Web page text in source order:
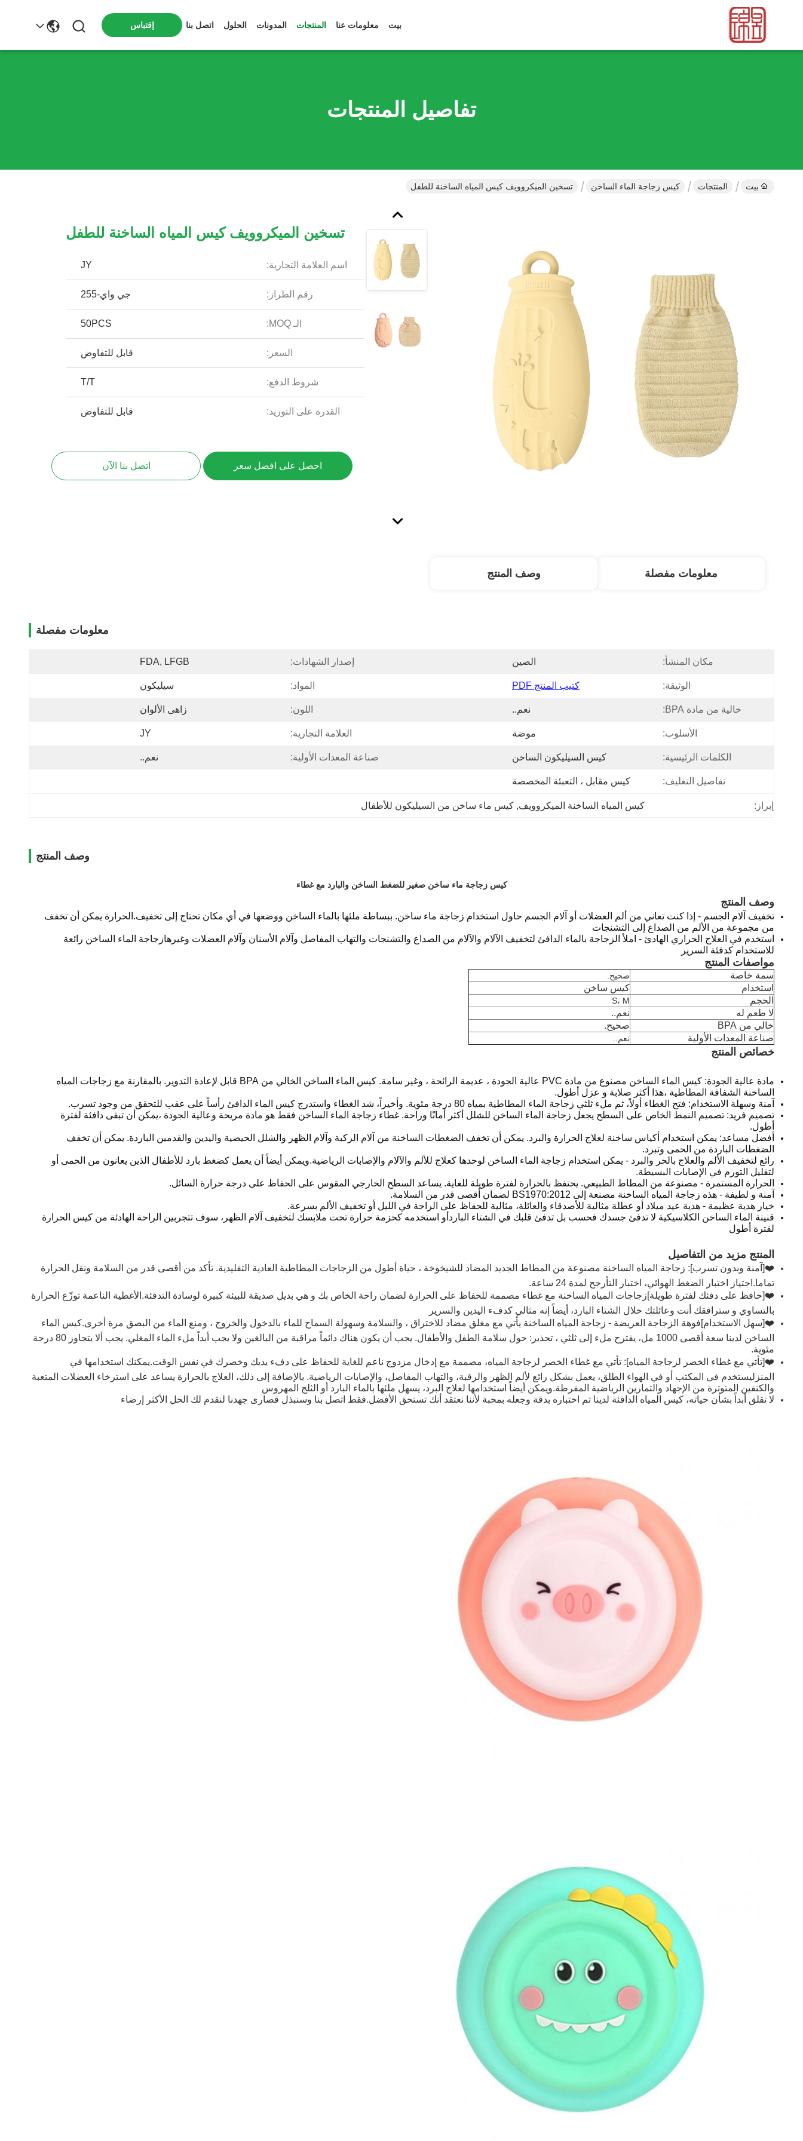
بيت معلومات عنا المنتجات المدونات الحلول اتصل بنا إقتباس
تفاصيل المنتجات
بيت المنتجات كيس زجاجة الماء الساخن تسخين الميكروويف كيس المياه الساخنة للطفل
تسخين الميكروويف كيس المياه الساخنة للطفل
اسم العلامة التجارية: JY
رقم الطراز: جي واي-255
الـ MOQ: 50PCS
السعر: قابل للتفاوض
شروط الدفع: T/T
القدرة على التوريد: قابل للتفاوض
احصل على افضل سعر اتصل بنا الآن
معلومات مفصلة وصف المنتج
معلومات مفصلة
مكان المنشأ: الصين إصدار الشهادات: FDA, LFGB
الوثيقة: كتيب المنتج PDF المواد: سيليكون
خالية من مادة BPA: نعم.. اللون: زاهى الألوان
الأسلوب: موضة العلامة التجارية: JY
الكلمات الرئيسية: كيس السيليكون الساخن صناعة المعدات الأولية: نعم..
تفاصيل التغليف: كيس مقابل ، التعبئة المخصصة
إبراز: كيس المياه الساخنة الميكروويف, كيس ماء ساخن من السيليكون للأطفال
وصف المنتج
كيس زجاجة ماء ساخن صغير للضغط الساخن والبارد مع غطاء
وصف المنتج
تخفيف آلام الجسم - إذا كنت تعاني من ألم العضلات أو آلام الجسم حاول استخدام زجاجة ماء ساخن. ببساطة ملئها بالماء الساخن ووضعها في أي مكان تحتاج إلى تخفيف.الحرارة يمكن أن تخفف
من مجموعة من الألم من الصداع إلى التشنجات
استخدم في العلاج الحراري الهادئ - املأ الزجاجة بالماء الدافئ لتخفيف الآلام والآلام من الصداع والتشنجات والتهاب المفاصل وآلام الأسنان وآلام العضلات وغيرهازجاجة الماء الساخن رائعة
للاستخدام كدفئة السرير
مواصفات المنتج
سمة خاصة صحيح.
استخدام
كيس ساخن
الحجم
S، M
لا طعم له
نعم..
خالي من BPA
صحيح.
صناعة المعدات الأولية
نعم..
خصائص المنتج
مادة عالية الجودة: كيس الماء الساخن مصنوع من مادة PVC عالية الجودة ، عديمة الرائحة ، وغير سامة. كيس الماء الساخن الخالي من BPA قابل لإعادة التدوير. بالمقارنة مع زجاجات المياه
الساخنة الشفافة المطاطية ،هذا أكثر صلابة و عزل أطول.
آمنة وسهلة الاستخدام: فتح الغطاء أولاً، ثم ملء ثلثي زجاجة الماء المطاطية بمياه 80 درجة مئوية. وأخيراً، شد الغطاء واستدرج كيس الماء الدافئ رأساً على عقب للتحقق من وجود تسرب.
تصميم فريد: تصميم النمط الخاص على السطح يجعل زجاجة الماء الساخن للشلل أكثر أمانًا وراحة. غطاء زجاجة الماء الساخن فقط هو مادة مريحة وعالية الجودة ،يمكن أن تبقى دافئة لفترة
أطول.
أفضل مساعد: يمكن استخدام أكياس ساخنة لعلاج الحرارة والبرد. يمكن أن تخفف الضغطات الساخنة من آلام الركبة وآلام الظهر والشلل الحيضية واليدين والقدمين الباردة. يمكن أن تخفف
الضغطات الباردة من الحمى وتبرد.
رائع لتخفيف الألم والعلاج بالحر والبرد - يمكن استخدام زجاجة الماء الساخن لوحدها كعلاج للألم والآلام والإصابات الرياضية.ويمكن أيضاً أن يعمل كضغط بارد للأطفال الذين يعانون من الحمى أو
لتقليل التورم في الإصابات البسيطة.
الحرارة المستمرة - مصنوعة من المطاط الطبيعي. يحتفظ بالحرارة لفترة طويلة للغاية. يساعد السطح الخارجي المقوس على الحفاظ على درجة حرارة السائل.
آمنة و لطيفة - هذه زجاجة المياه الساخنة مصنعة إلى BS1970:2012 لضمان أقصى قدر من السلامة.
خيار هدية عظيمة - هدية عيد ميلاد أو عطلة مثالية للأصدقاء والعائلة، مثالية للحفاظ على الراحة في الليل أو تخفيف الألم بسرعة.
قنينة الماء الساخن الكلاسيكية لا تدفئ جسدك فحسب بل تدفئ قلبك في الشتاء الباردأو استخدمه كحزمة حرارة تحت ملابسك لتخفيف آلام الظهر، سوف تتجربين الراحة الهادئة من كيس الحرارة
لفترة أطول
المنتج مزيد من التفاصيل
❤️[آمنة وبدون تسرب]: زجاجة المياه الساخنة مصنوعة من المطاط الجديد المضاد للشيخوخة ، حياة أطول من الزجاجات المطاطية العادية التقليدية. تأكد من أقصى قدر من السلامة ونقل الحرارة
تماما.اجتياز اختبار الضغط الهوائي، اختبار التأرجح لمدة 24 ساعة.
❤️[حافظ على دفئك لفترة طويلة]زجاجات المياه الساخنة مع غطاء مصممة للحفاظ على الحرارة لضمان راحة الخاص بك و هي بديل صديقة للبيئة كبيرة لوسادة التدفئة.الأغطية الناعمة توزّع الحرارة
بالتساوي و سترافقك أنت وعائلتك خلال الشتاء البارد، أيضاً إنه مثالي كدفء اليدين والسرير
❤️[سهل الاستخدام]فوهة الزجاجة العريضة - زجاجة المياه الساخنة يأتي مع مغلق مضاد للاختراق ، والسلامة وسهولة السماح للماء بالدخول والخروج ، ومنع الماء من البصق مرة أخرى.كيس الماء
الساخن لدينا سعة أقصى 1000 مل، يقترح ملء إلى ثلثي ، تحذير: حول سلامة الطفل والأطفال. يجب أن يكون هناك دائماً مراقبة من البالغين ولا يجب أبداً ملء الماء المغلي. يجب ألا يتجاوز 80 درجة
مئوية.
❤️[تأتي مع غطاء الخصر لزجاجة المياه]: تأتي مع غطاء الخصر لزجاجة المياه، مصممة مع إدخال مزدوج ناعم للغاية للحفاظ على دفء يديك وخصرك في نفس الوقت.يمكنك استخدامها في
المنزليستخدم في المكتب أو في الهواء الطلق، يعمل بشكل رائع لألم الظهر والرقبة، والتهاب المفاصل، والإصابات الرياضية. بالإضافة إلى ذلك، العلاج بالحرارة يساعد على استرخاء العضلات المتعبة
والكتفين المتوترة من الإجهاد والتمارين الرياضية المفرطة.ويمكن أيضاً استخدامها لعلاج البرد، يسهل ملئها بالماء البارد أو الثلج المهروس
لا تقلق أبداً بشأن حياته، كيس المياه الدافئة لدينا تم اختباره بدقة وجعله بمحبة لأننا نعتقد أنك تستحق الأفضل.فقط اتصل بنا وسنبذل قصارى جهدنا لنقدم لك الحل الأكثر إرضاء